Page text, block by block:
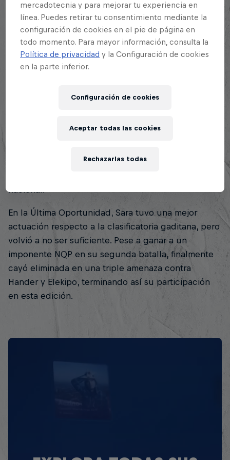
quien acabaría siendo el ganador de dicha
regional.
En la batalla por el quinto puesto, donde todos los
caídos de esta ronda luchaban por la última plaza
no pudo vencer a Vegas, el competidor que
cuádruple, seguían teniendo opciones de competir
para la Última Oportunidad, evento donde la
nacional.
En la Última Oportunidad, Sara tuvo una mejor
actuación respecto a la clasificatoria gaditana, pero
volvió a no ser suficiente. Pese a ganar a un
imponente NQP en su segunda batalla, finalmente
cayó eliminada en una triple amenaza contra
Hander y Elekipo, terminando así su participación
en esta edición.
mercadotecnia y para mejorar tu experiencia en
línea. Puedes retirar tu consentimiento mediante la
configuración de cookies en el pie de página en
todo momento. Para mayor información, consulta la
Política de privacidad y la Configuración de cookies
en la parte inferior.
Configuración de cookies
Rechazarlas todas
Aceptar todas las cookies